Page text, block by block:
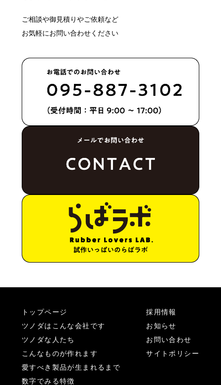
ご相談や御見積りやご依頼など
お気軽にお問い合わせください
トップページ
ツノダはこんな会社です
ツノダな人たち
こんなものが作れます
愛すべき製品が生まれるまで
数字でみる特徴
採用情報
お知らせ
お問い合わせ
サイトポリシー